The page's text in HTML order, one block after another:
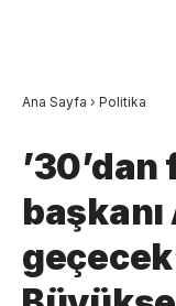
Ana Sayfa › Politika
başkanı